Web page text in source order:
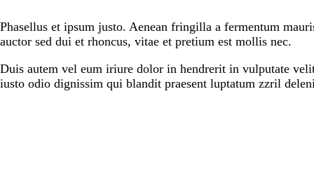
Phasellus et ipsum justo. Aenean fringilla a fermentum
auctor sed dui et rhoncus, vitae et pretium est mollis nec.
Duis autem vel eum iriure dolor in hendrerit in vulputate
iusto odio dignissim qui blandit praesent luptatum zzril